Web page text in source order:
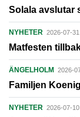
Solala avslutar
NYHETER 2026-07-
Matfesten
ÄNGELHOLM 2026-
Familjen
NYHETER 2026-07-